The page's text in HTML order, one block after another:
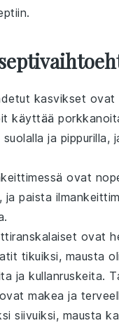
kasvikset ovat
käyttää
ja
ovat
, ja paista
ovat
tikuiksi, mausta
ja kullanruskeita.
makea ja
siivuiksi, mausta